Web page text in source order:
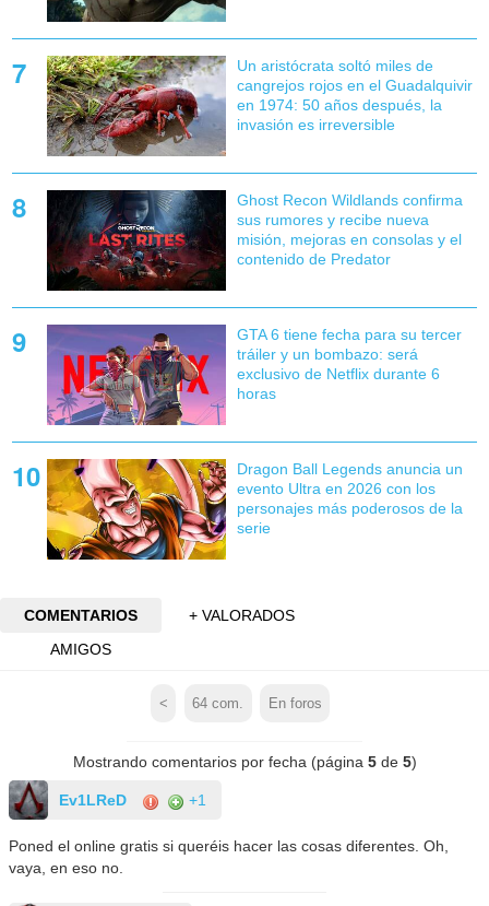
Un aristócrata soltó miles de
cangrejos rojos en el Guadalquivir
en 1974: 50 años después, la
invasión es irreversible
Ghost Recon Wildlands confirma
sus rumores y recibe nueva
misión, mejoras en consolas y el
contenido de Predator
GTA 6 tiene fecha para su tercer
tráiler y un bombazo: será
exclusivo de Netflix durante 6
horas
Dragon Ball Legends anuncia un
evento Ultra en 2026 con los
personajes más poderosos de la
serie
COMENTARIOS
+ VALORADOS
AMIGOS
< 64 com. En foros
Mostrando comentarios por fecha (página 5de 5)
Ev1LReD +1
Poned el online gratis si queréis hacer las cosas diferentes. Oh,
vaya, en eso no.